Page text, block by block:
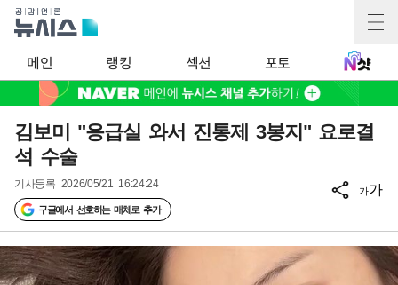
메인 랭킹 섹션 포토
김보미 "응급실 와서 진통제 3봉지" 요로결
석 수술
기사등록 2026/05/21 16:24:24
구글에서 선호하는 매체로 추가
가가